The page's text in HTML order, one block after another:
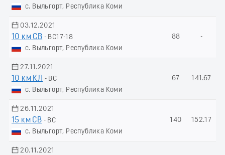
с. Выльгорт, Республика Коми
03.12.2021
10 км СВ - ВС17-18
с. Выльгорт, Республика Коми
88 -
27.11.2021
10 км КЛ
- ВС
с. Выльгорт, Республика Коми
67 141.67
26.11.2021
15 км СВ - ВС
с. Выльгорт, Республика Коми
140 152.17
20.11.2021